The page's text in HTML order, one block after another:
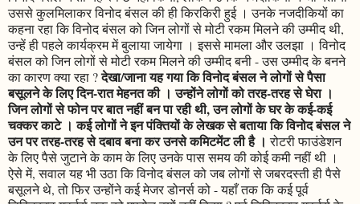
उससे कुलमिलाकर विनोद बंसल की ही किरकिरी हुई । उनके नजदीकियों का
कहना रहा कि विनोद बंसल को जिन लोगों से मोटी रकम मिलने की उम्मीद थी,
उन्हें ही पहले कार्यक्रम में बुलाया जायेगा । इससे मामला और उलझा । विनोद
बंसल को जिन लोगों से मोटी रकम मिलने की उम्मीद बनी - उस उम्मीद के बनने
का कारण क्या रहा ?देखा/जाना यह गया कि विनोद बंसल ने लोगों से पैसा
बसूलने के लिए दिन-रात मेहनत की । उन्होंने लोगों को तरह-तरह से घेरा ।
जिन लोगों से फोन पर बात नहीं बन पा रही थी, उन लोगों के घर के कई-कई
चक्कर काटे । कई लोगों ने इन पंक्तियों के लेखक से बताया कि विनोद बंसल ने
उन पर तरह-तरह से दबाव बना कर उनसे कमिटमेंट ली है । रोटरी फाउंडेशन
के लिए पैसे जुटाने के काम के लिए उनके पास समय की कोई कमी नहीं थी ।
ऐसे में, सवाल यह भी उठा कि विनोद बंसल को जब लोगों से जबरदस्ती ही पैसे
बसूलने थे, तो फिर उन्होंने कई मेजर डोनर्स को - यहाँ तक कि कई पूर्व